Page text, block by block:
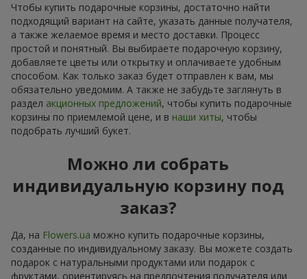
Чтобы купить подарочные корзины, достаточно найти
подходящий вариант на сайте, указать данные получателя,
а также желаемое время и место доставки. Процесс
простой и понятный. Вы выбираете подарочную корзину,
добавляете цветы или открытку и оплачиваете удобным
способом. Как только заказ будет отправлен к вам, мы
обязательно уведомим. А также не забудьте заглянуть в
раздел акционных предложений, чтобы купить подарочные
корзины по приемлемой цене, и в наши хиты, чтобы
подобрать лучший букет.
Можно ли собрать
индивидуальную корзину под
заказ?
Да, на Flowers.ua можно купить подарочные корзины,
созданные по индивидуальному заказу. Вы можете создать
подарок с натуральными продуктами или подарок с
фруктами, ориентируясь на предпочтения получателя или